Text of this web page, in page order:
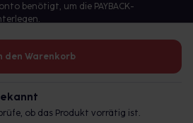
den Warenkorb
ob das Produkt vorrätig ist.
benötigt, um die PAYBACK-
verantwortlich: gesund.de GmbH &
Co. KG